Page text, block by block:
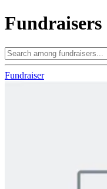
Fundraisers
Fundraiser